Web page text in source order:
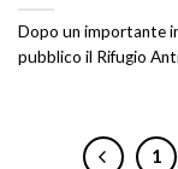
Dopo un importante
pubblico il Rifugio
1